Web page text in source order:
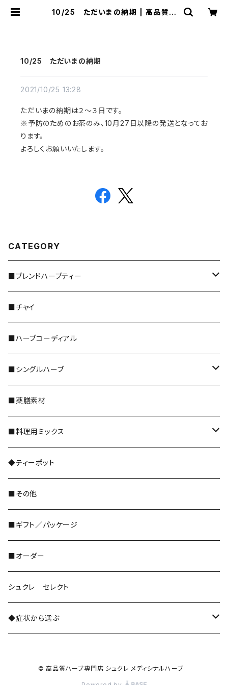
10/25 ただいまの納期 | 高品質ハ
10/25 ただいまの納期
2021/10/25 13:28
ただいまの納期は２～３日です。
※予防のためのお茶のみ、10月27日以降の発送となってお
ります。
よろしくお願いいたします。
CATEGORY
■ブレンドハーブティー
＊レギュラーサイズ
＊5倍／10倍サイズ
＊ティーバッグ
＊野草茶 阜白
■チャイ
■ハーブコーディアル
■シングルハーブ
全種類
花のハーブ
和ハーブ
ドライフルーツ
ハーブパウダー粉末
■薬膳素材
■料理用ミックス
レギュラーサイズ
◆ティーポット
■その他
■ギフト／パッケージ
■オーダー
シュクレ セレクト
◆症状から選ぶ
© 高品質ハーブ専門店 シュクレ メディシナルハーブ